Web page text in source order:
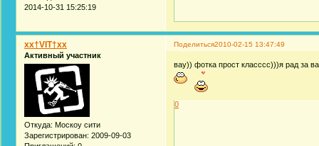
2014-10-31 15:25:19
Поделиться2010-02-15 13:47:49
xx†VIT†xx
Активный участник
Откуда: Москоу сити
Зарегистрирован: 2009-09-03
вау)) фотка прост класссс)))я рад за
0